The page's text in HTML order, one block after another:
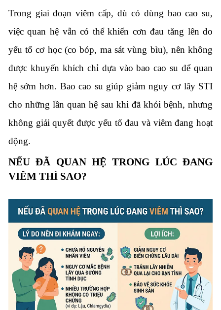
Trong giai đoạn viêm cấp, dù có dùng bao cao su,
việc quan hệ vẫn có thể khiến cơn đau tăng lên do
yếu tố cơ học (co bóp, ma sát vùng bìu), nên không
được khuyến khích chỉ dựa vào bao cao su để quan
hệ sớm hơn. Bao cao su giúp giảm nguy cơ lây STI
cho những lần quan hệ sau khi đã khỏi bệnh, nhưng
không giải quyết được yếu tố đau và viêm đang hoạt
động.
NẾU ĐÃ QUAN HỆ TRONG LÚC ĐANG
VIÊM THÌ SAO?